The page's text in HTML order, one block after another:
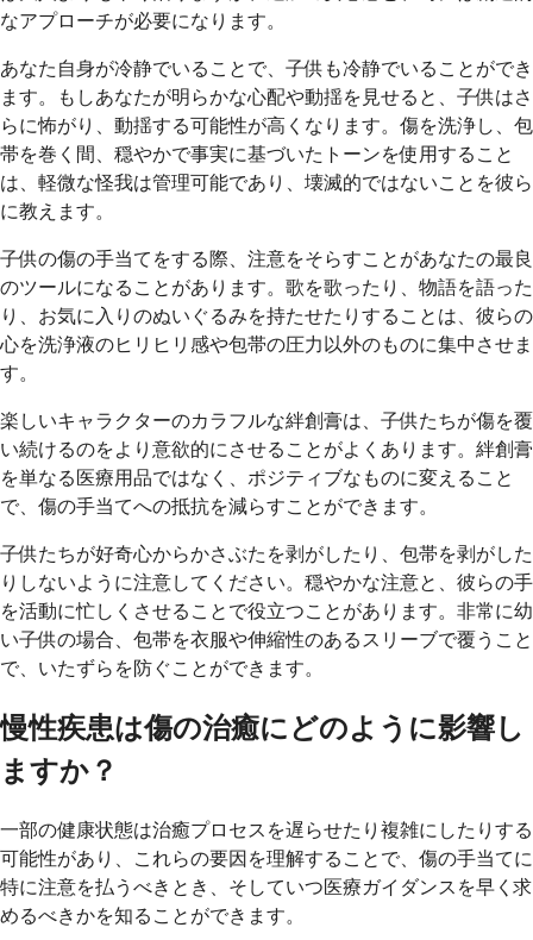
なアプローチが必要になります。
あなた自身が冷静でいることで、子供も冷静でいることができ
ます。もしあなたが明らかな心配や動揺を見せると、子供はさ
らに怖がり、動揺する可能性が高くなります。傷を洗浄し、包
帯を巻く間、穏やかで事実に基づいたトーンを使用すること
は、軽微な怪我は管理可能であり、壊滅的ではないことを彼ら
に教えます。
子供の傷の手当てをする際、注意をそらすことがあなたの最良
のツールになることがあります。歌を歌ったり、物語を語った
り、お気に入りのぬいぐるみを持たせたりすることは、彼らの
心を洗浄液のヒリヒリ感や包帯の圧力以外のものに集中させま
す。
楽しいキャラクターのカラフルな絆創膏は、子供たちが傷を覆
い続けるのをより意欲的にさせることがよくあります。絆創膏
を単なる医療用品ではなく、ポジティブなものに変えること
で、傷の手当てへの抵抗を減らすことができます。
子供たちが好奇心からかさぶたを剥がしたり、包帯を剥がした
りしないように注意してください。穏やかな注意と、彼らの手
を活動に忙しくさせることで役立つことがあります。非常に幼
い子供の場合、包帯を衣服や伸縮性のあるスリーブで覆うこと
で、いたずらを防ぐことができます。
慢性疾患は傷の治癒にどのように影響し
ますか？
一部の健康状態は治癒プロセスを遅らせたり複雑にしたりする
可能性があり、これらの要因を理解することで、傷の手当てに
特に注意を払うべきとき、そしていつ医療ガイダンスを早く求
めるべきかを知ることができます。